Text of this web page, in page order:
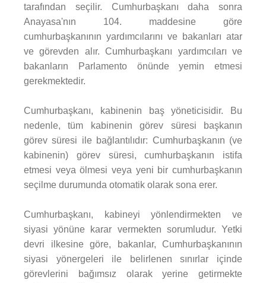
tarafından seçilir. Cumhurbaşkanı daha sonra
Anayasa'nın 104. maddesine göre
cumhurbaşkanının yardımcılarını ve bakanları atar
ve görevden alır. Cumhurbaşkanı yardımcıları ve
bakanların Parlamento önünde yemin etmesi
gerekmektedir.
Cumhurbaşkanı, kabinenin baş yöneticisidir. Bu
nedenle, tüm kabinenin görev süresi başkanın
görev süresi ile bağlantılıdır: Cumhurbaşkanın (ve
kabinenin) görev süresi, cumhurbaşkanın istifa
etmesi veya ölmesi veya yeni bir cumhurbaşkanın
seçilme durumunda otomatik olarak sona erer.
Cumhurbaşkanı, kabineyi yönlendirmekten ve
siyasi yönüne karar vermekten sorumludur. Yetki
devri ilkesine göre, bakanlar, Cumhurbaşkanının
siyasi yönergeleri ile belirlenen sınırlar içinde
görevlerini bağımsız olarak yerine getirmekte